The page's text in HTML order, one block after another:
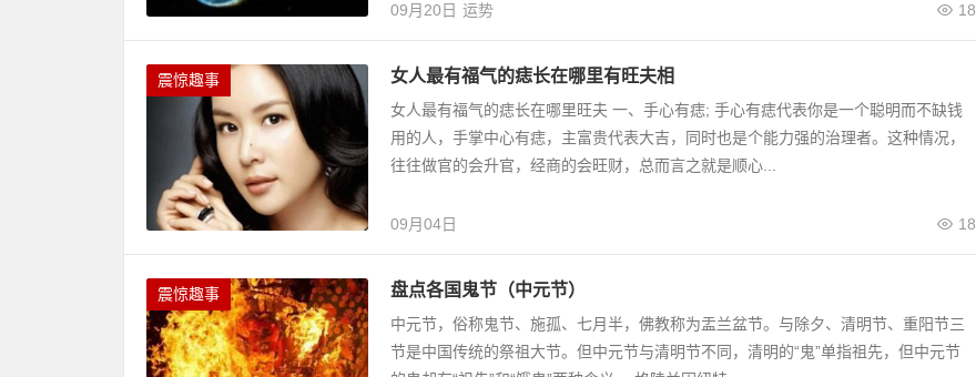
09月20日 18
运势
震惊趣事 女人最有福气的痣长在哪里有旺夫相
女人最有福气的痣长在哪里旺夫 一、手心有痣; 手心有痣代表你是一个聪明而不缺钱
用的人，手掌中心有痣，主富贵代表大吉，同时也是个能力强的治理者。这种情况，
往往做官的会升官，经商的会旺财，总而言之就是顺心...
09月04日 18
震惊趣事 盘点各国鬼节（中元节）
中元节，俗称鬼节、施孤、七月半，佛教称为盂兰盆节。与除夕、清明节、重阳节三
节是中国传统的祭祖大节。但中元节与清明节不同，清明的“鬼”单指祖先，但中元节